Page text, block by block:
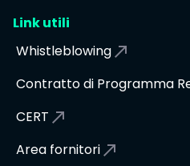
Link utili
Whistleblowing
Contratto di Programma
CERT
Area fornitori